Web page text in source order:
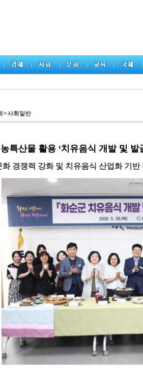
>사회일반